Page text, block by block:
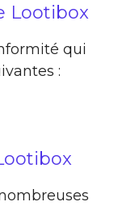
Lootibox
qui
: